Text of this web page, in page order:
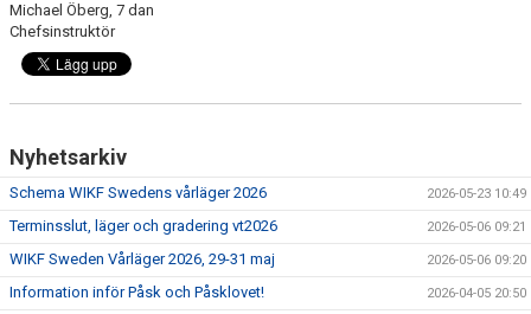
Michael Öberg, 7 dan
Chefsinstruktör
Nyhetsarkiv
Schema WIKF Swedens vårläger 2026 2026-05-23 10:49
Terminsslut, läger och gradering vt2026 2026-05-06 09:21
WIKF Sweden Vårläger 2026, 29-31 maj 2026-05-06 09:20
Information inför Påsk och Påsklovet! 2026-04-05 20:50